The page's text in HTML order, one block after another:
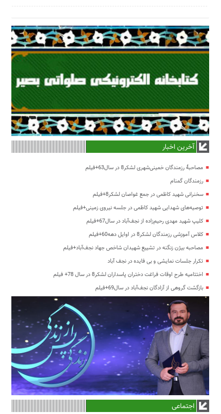
آخرین اخبار
مصاحبۀ رزمندگان خمینی‌شهری لشکر8 در سال63+فیلم
رزمندگان گمنام
سخنرانی شهید کاظمی در جمع غواصان لشکر8+فیلم
توصیه‌های شهدایی شهید کاظمی در جلسه نیروی زمینی+فیلم
کلیپ شهید مهدی رحیم‌زاده از نجف‌آباد در سال67+فیلم
کلاس آموزشی رزمندگان لشکر8 در اوایل دهه60+فیلم
مصاحبه بیژن زنگنه در تشییع شهیدان شاخص جهاد نجف‌آباد+فیلم
تکرار جلسات نمایشی و بی فایده در نجف آباد
اختتامیه طرح اوقات فراغت دختران پاسداران لشکر8 در سال 78+ فیلم
بازگشت گروهی از آزادگان نجف‌آباد در سال69+فیلم
اجتماعی